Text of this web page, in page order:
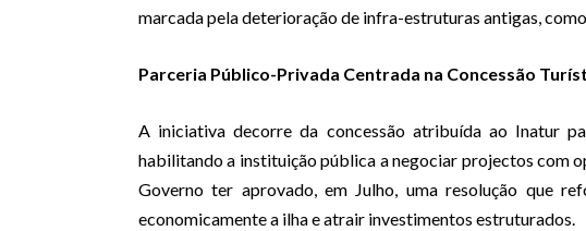
marcada pela deterioração de infra-estruturas antigas,
Parceria Público-Privada Centrada na Concessão
A iniciativa decorre da concessão atribuída ao Inatur
habilitando a instituição pública a negociar projectos com
Governo ter aprovado, em Julho, uma resolução que
economicamente a ilha e atrair investimentos estruturados.